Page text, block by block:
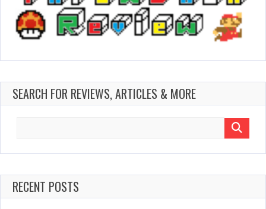
SEARCH FOR REVIEWS, ARTICLES & MORE
RECENT POSTS